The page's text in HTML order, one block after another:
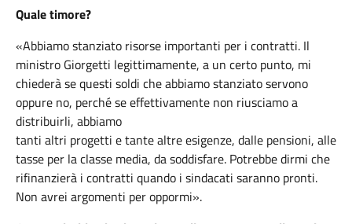
Quale timore?
«Abbiamo stanziato risorse importanti per i contratti. Il
ministro Giorgetti legittimamente, a un certo punto, mi
chiederà se questi soldi che abbiamo stanziato servono
oppure no, perché se effettivamente non riusciamo a
distribuirli, abbiamo
tanti altri progetti e tante altre esigenze, dalle pensioni, alle
tasse per la classe media, da soddisfare. Potrebbe dirmi che
rifinanzierà i contratti quando i sindacati saranno pronti.
Non avrei argomenti per oppormi».